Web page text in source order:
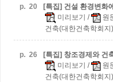
p. 20
[특집] 건설 환경변화
미리보기 / 원
건축(대한건축학회
p. 26
[특집] 창조경제와 건
미리보기 / 원
건축(대한건축학회